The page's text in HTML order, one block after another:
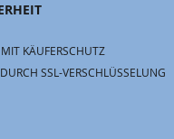
KÄUFERSCHUTZ
SSL-VERSCHLÜSSELUNG